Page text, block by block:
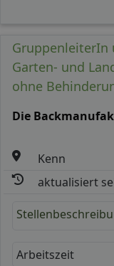
Garten- und
ohne
Die
Kenn
aktualisiert
Arbeitszeit